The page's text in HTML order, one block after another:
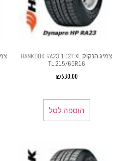
צמיג הנקוק HANKOOK RA23 102T XL
TL 215/65R16
₪530.00
הוספה לסל